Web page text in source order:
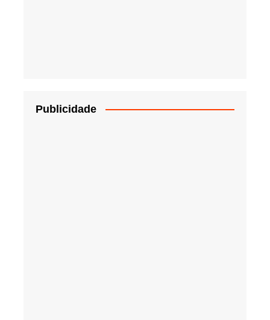
Publicidade